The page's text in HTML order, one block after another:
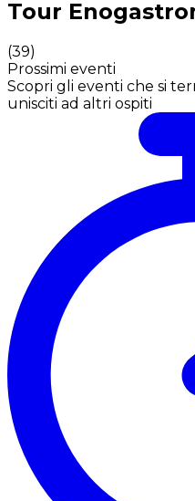
Tour
(39)
Prossimi eventi
Scopri gli eventi che si
unisciti ad altri ospiti